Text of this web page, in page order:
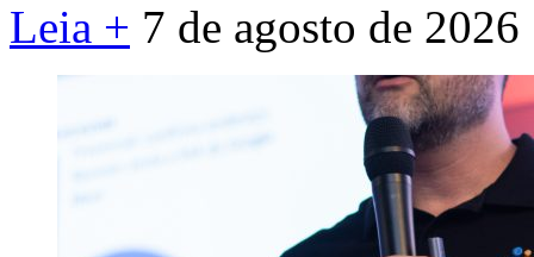
Leia + 7 de agosto de 2026